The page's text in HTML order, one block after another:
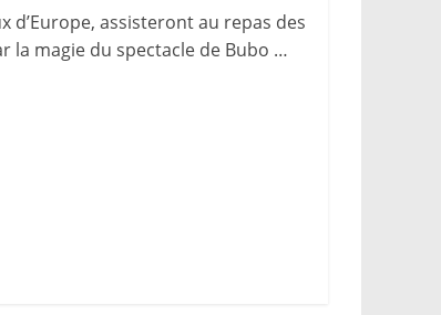
d’Europe, assisteront au repas des
magie du spectacle de Bubo …